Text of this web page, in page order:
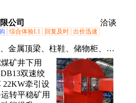
密集架 厂
定制
公司 洽谈
综合体验L1 回复及时 出价迅速
金属顶梁、柱鞋、储物柜、刮
、风门